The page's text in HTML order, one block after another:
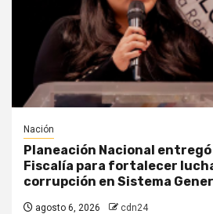
Nación
Planeación Nacional
Fiscalía para fortalecer
corrupción en Sistema
agosto 6, 2026 cdn24